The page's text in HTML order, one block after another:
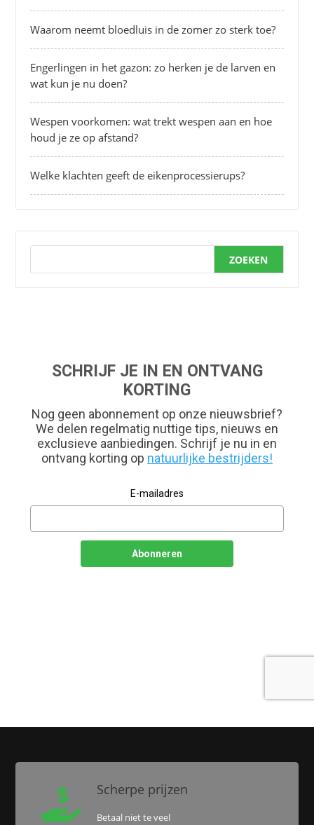
Waarom neemt bloedluis in de zomer zo sterk toe?
Engerlingen in het gazon: zo herken je de larven en
wat kun je nu doen?
Wespen voorkomen: wat trekt wespen aan en hoe
houd je ze op afstand?
Welke klachten geeft de eikenprocessierups?
ZOEKEN
 Scherpe prijzen
Betaal niet te veel